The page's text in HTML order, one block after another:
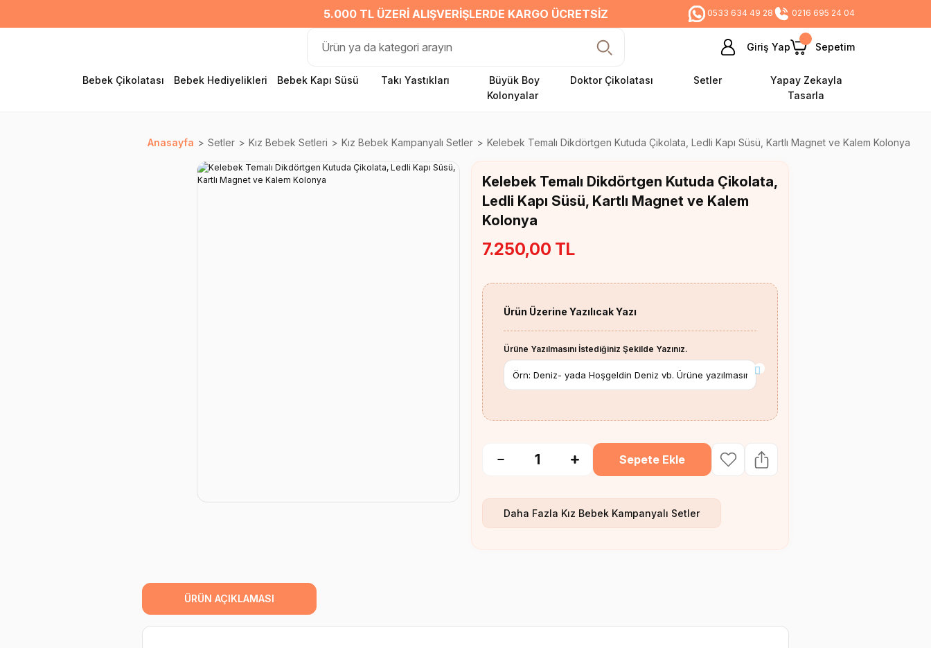
5.000 TL ÜZERI ALIŞVERIŞLERDE KARGO ÜCRETSIZ 0533 634 49 28 0216 695 24 04
Giriş Yap Sepetim
Bebek Çikolatası Bebek Hediyelikleri Bebek Kapı Süsü Takı Yastıkları
Büyük Boy
Kolonyalar
Doktor Çikolatası Setler
Yapay Zekayla
Tasarla
Anasayfa Setler Kız Bebek Setleri Kız Bebek Kampanyalı Setler Kelebek Temalı Dikdörtgen Kutuda Çikolata, Ledli Kapı Süsü, Kartlı Magnet ve Kalem Kolonya
Kelebek Temalı Dikdörtgen Kutuda Çikolata,
Ledli Kapı Süsü, Kartlı Magnet ve Kalem
Kolonya
7.250,00 TL
Ürün Üzerine Yazılıcak Yazı
Ürüne Yazılmasını İstediğiniz Şekilde Yazınız.
*
Sepete Ekle
Daha Fazla Kız Bebek Kampanyalı Setler
ÜRÜN AÇIKLAMASI